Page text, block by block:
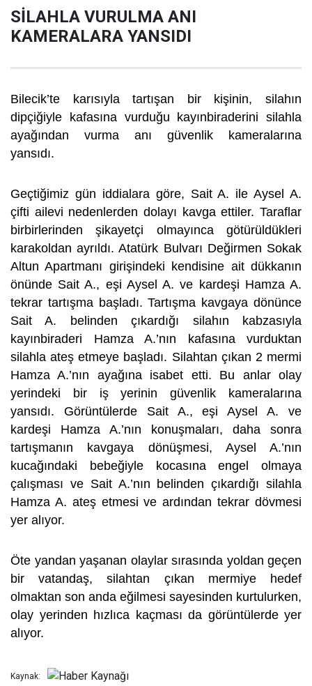
SİLAHLA VURULMA ANI
KAMERALARA YANSIDI
Bilecik’te karısıyla tartışan bir kişinin, silahın
dipçiğiyle kafasına vurduğu kayınbiraderini silahla
ayağından vurma anı güvenlik kameralarına
yansıdı.
Geçtiğimiz gün iddialara göre, Sait A. ile Aysel A.
çifti ailevi nedenlerden dolayı kavga ettiler. Taraflar
birbirlerinden şikayetçi olmayınca götürüldükleri
karakoldan ayrıldı. Atatürk Bulvarı Değirmen Sokak
Altun Apartmanı girişindeki kendisine ait dükkanın
önünde Sait A., eşi Aysel A. ve kardeşi Hamza A.
tekrar tartışma başladı. Tartışma kavgaya dönünce
Sait A. belinden çıkardığı silahın kabzasıyla
kayınbiraderi Hamza A.’nın kafasına vurduktan
silahla ateş etmeye başladı. Silahtan çıkan 2 mermi
Hamza A.’nın ayağına isabet etti. Bu anlar olay
yerindeki bir iş yerinin güvenlik kameralarına
yansıdı. Görüntülerde Sait A., eşi Aysel A. ve
kardeşi Hamza A.’nın konuşmaları, daha sonra
tartışmanın kavgaya dönüşmesi, Aysel A.’nın
kucağındaki bebeğiyle kocasına engel olmaya
çalışması ve Sait A.’nın belinden çıkardığı silahla
Hamza A. ateş etmesi ve ardından tekrar dövmesi
yer alıyor.
Öte yandan yaşanan olaylar sırasında yoldan geçen
bir vatandaş, silahtan çıkan mermiye hedef
olmaktan son anda eğilmesi sayesinden kurtulurken,
olay yerinden hızlıca kaçması da görüntülerde yer
alıyor.
Kaynak: